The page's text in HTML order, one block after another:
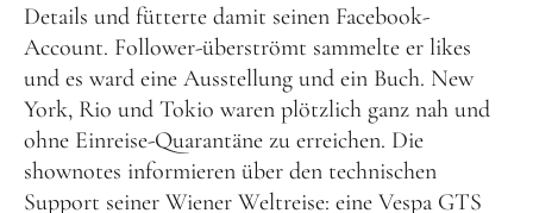
Details und fütterte damit seinen Facebook-
Account. Follower-überströmt sammelte er likes
und es ward eine Ausstellung und ein Buch. New
York, Rio und Tokio waren plötzlich ganz nah und
ohne Einreise-Quarantäne zu erreichen. Die
shownotes informieren über den technischen
Support seiner Wiener Weltreise: eine Vespa GTS